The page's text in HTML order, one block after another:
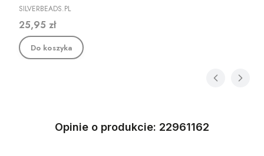
PRODUCENT
SILVERBEADS.PL
Cena
25,95 zł
Do koszyka
Opinie o produkcie: 22961162